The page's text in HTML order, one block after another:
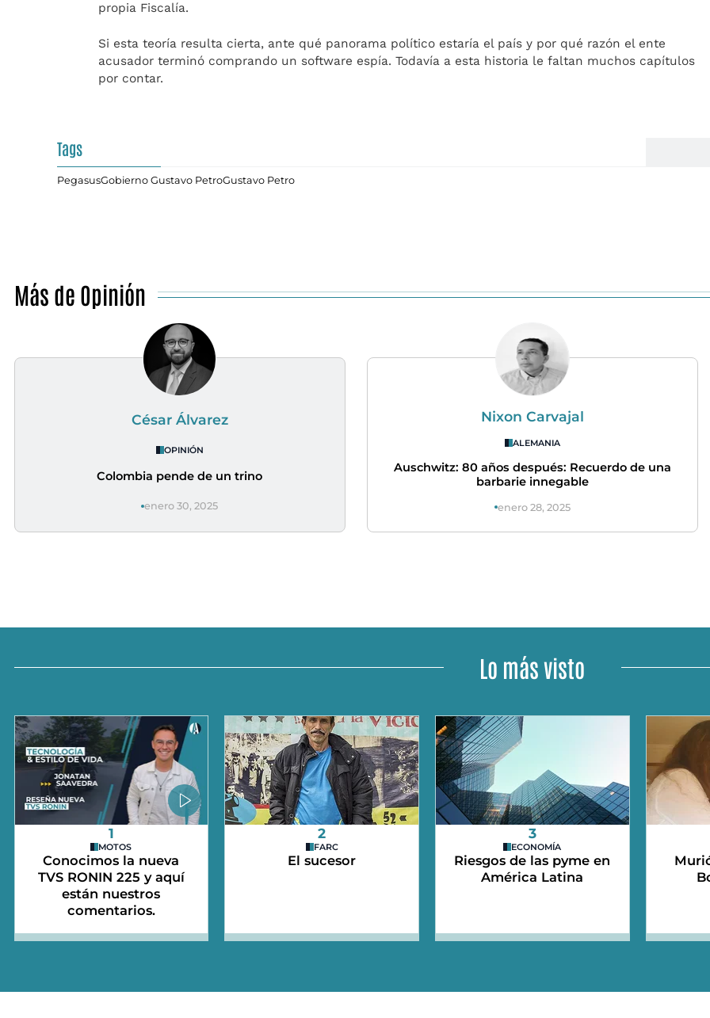
propia Fiscalía.
Si esta teoría resulta cierta, ante qué panorama político estaría el país y por qué razón el ente
acusador terminó comprando un software espía. Todavía a esta historia le faltan muchos capítulos
por contar.
Tags
PegasusGobierno Gustavo PetroGustavo Petro
Más de Opinión
César Álvarez
OPINIÓN
Colombia pende de un trino
enero 30, 2025
Nixon Carvajal
ALEMANIA
Auschwitz: 80 años después: Recuerdo de una
barbarie innegable
enero 28, 2025
Lo más visto
1
MOTOS
Conocimos la nueva
TVS RONIN 225 y aquí
están nuestros
comentarios.
2
FARC
El sucesor
3
ECONOMÍA
Riesgos de las pyme en
América Latina